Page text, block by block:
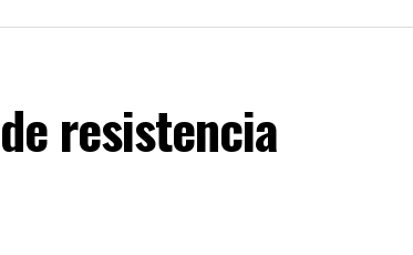
resistencia